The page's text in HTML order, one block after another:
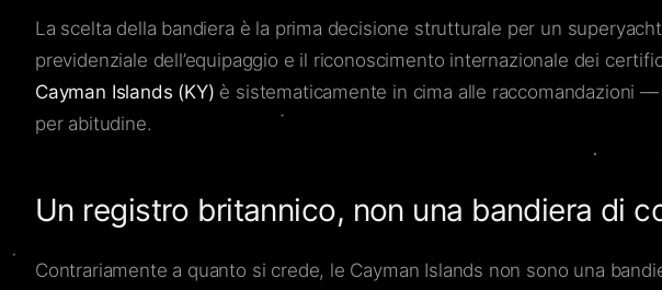
La scelta della bandiera è la prima decisione strutturale per un
previdenziale dell’equipaggio e il riconoscimento internazionale dei
Cayman Islands (KY) è sistematicamente in cima alle raccomandazioni
per abitudine.
Un registro britannico, non una bandiera di
Contrariamente a quanto si crede, le Cayman Islands non sono una